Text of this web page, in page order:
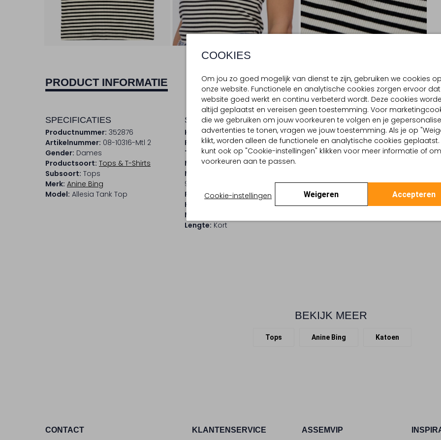
COOKIES
Om jou zo goed mogelijk van dienst te zijn, gebruiken we cookies op
onze website. Functionele en analytische cookies zorgen ervoor
website goed werkt en continu verbeterd wordt. Deze cookies
altijd geplaatst en vereisen geen toestemming. Voor
die we gebruiken om jouw voorkeuren te volgen en je
advertenties te tonen, vragen we jouw toestemming. Als je op
klikt, worden alleen de functionele en analytische cookies geplaatst.
kunt ook op "Cookie-instellingen" klikken voor meer informatie of
voorkeuren aan te passen.
Cookie-instellingen Weigeren Accepteren
PRODUCT INFORMATIE BEZORGEN & RETOURNEREN
SPECIFICATIES
Productnummer: 352876
Artikelnummer: 08-10316-Mtl 2
Gender: Dames
Productsoort: Tops & T-Shirts
Subsoort: Tops
Merk: Anine Bing
Model: Allesia Tank Top
SAMENSTELLING & PASVORM
Kleur: Gebroken Wit
Patroon: Streep
Trends: Retro Revival
Materiaal: Katoen
Materiaalpercentages:
95 % Katoen, 5 % Elastaan
Pasvorm: Aansluitend
Halslijn:
Mouwlengte:
Lengte: Kort
WASVOORSCHRIFTEN
Alleen handwassen
Strijken op maximaal
Niet chemisch reinigen
BEKIJK MEER
Tops Anine Bing Katoen
CONTACT KLANTENSERVICE ASSEMVIP